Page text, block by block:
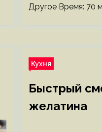
Другое Время: 70
Кухня
Быстрый
желатина